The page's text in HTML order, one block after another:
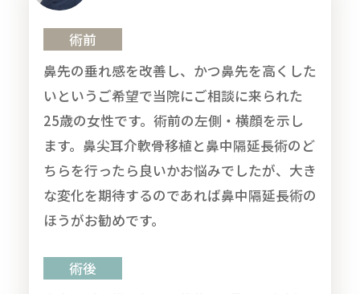
術前
鼻先の垂れ感を改善し、かつ鼻先を高くした
いというご希望で当院にご相談に来られた
25歳の女性です。術前の左側・横顔を示し
ます。鼻尖耳介軟骨移植と鼻中隔延長術のど
ちらを行ったら良いかお悩みでしたが、大き
な変化を期待するのであれば鼻中隔延長術の
ほうがお勧めです。
術後